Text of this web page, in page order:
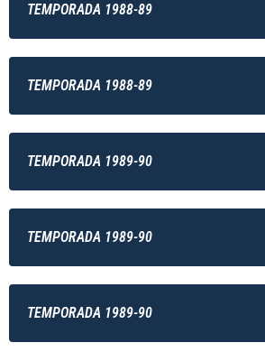
TEMPORADA 1988-89
TEMPORADA 1988-89
TEMPORADA 1989-90
TEMPORADA 1989-90
TEMPORADA 1989-90